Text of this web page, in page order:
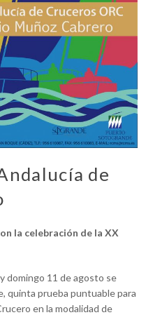
de
la celebración de la XX
domingo 11 de agosto se
quinta prueba puntuable para
en la modalidad de